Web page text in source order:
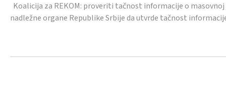
Koalicija za REKOM: proveriti tačnost informacije o
nadležne organe Republike Srbije da utvrde tačnost